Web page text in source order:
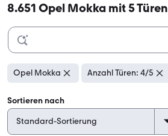
8.651 Opel Mokka mit 5 Türen
Opel Mokka Anzahl Türen: 4/5
Sortieren nach